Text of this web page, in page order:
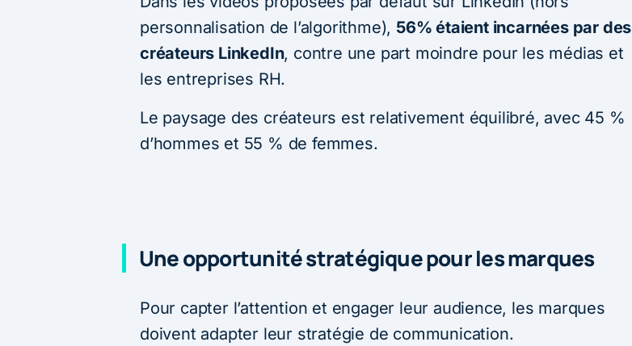
personnalisation de l’algorithme), 56% étaient incarnées par des
créateurs LinkedIn, contre une part moindre pour les médias et
les entreprises RH.
Le paysage des créateurs est relativement équilibré, avec 45 %
d’hommes et 55 % de femmes.
Une opportunité stratégique pour les marques
Pour capter l’attention et engager leur audience, les marques
doivent adapter leur stratégie de communication.